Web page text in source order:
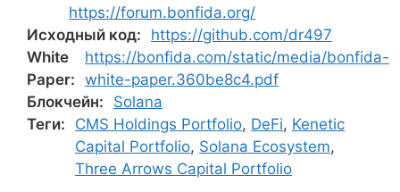
https://forum.bonfida.org/
Исходный код:
https://github.com/dr497
White
Paper:
https://bonfida.com/static/media/bonfida-
white-paper.360be8c4.pdf
Блокчейн:
Solana
Теги:
CMS Holdings Portfolio, DeFi, Kenetic
Capital Portfolio, Solana Ecosystem,
Three Arrows Capital Portfolio